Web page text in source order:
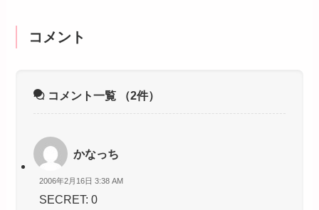
コメント
コメント一覧 （2件）
かなっち
2006年2月16日 3:38 AM
SECRET: 0